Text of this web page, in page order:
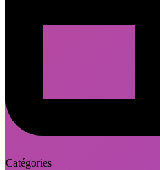
Catégories